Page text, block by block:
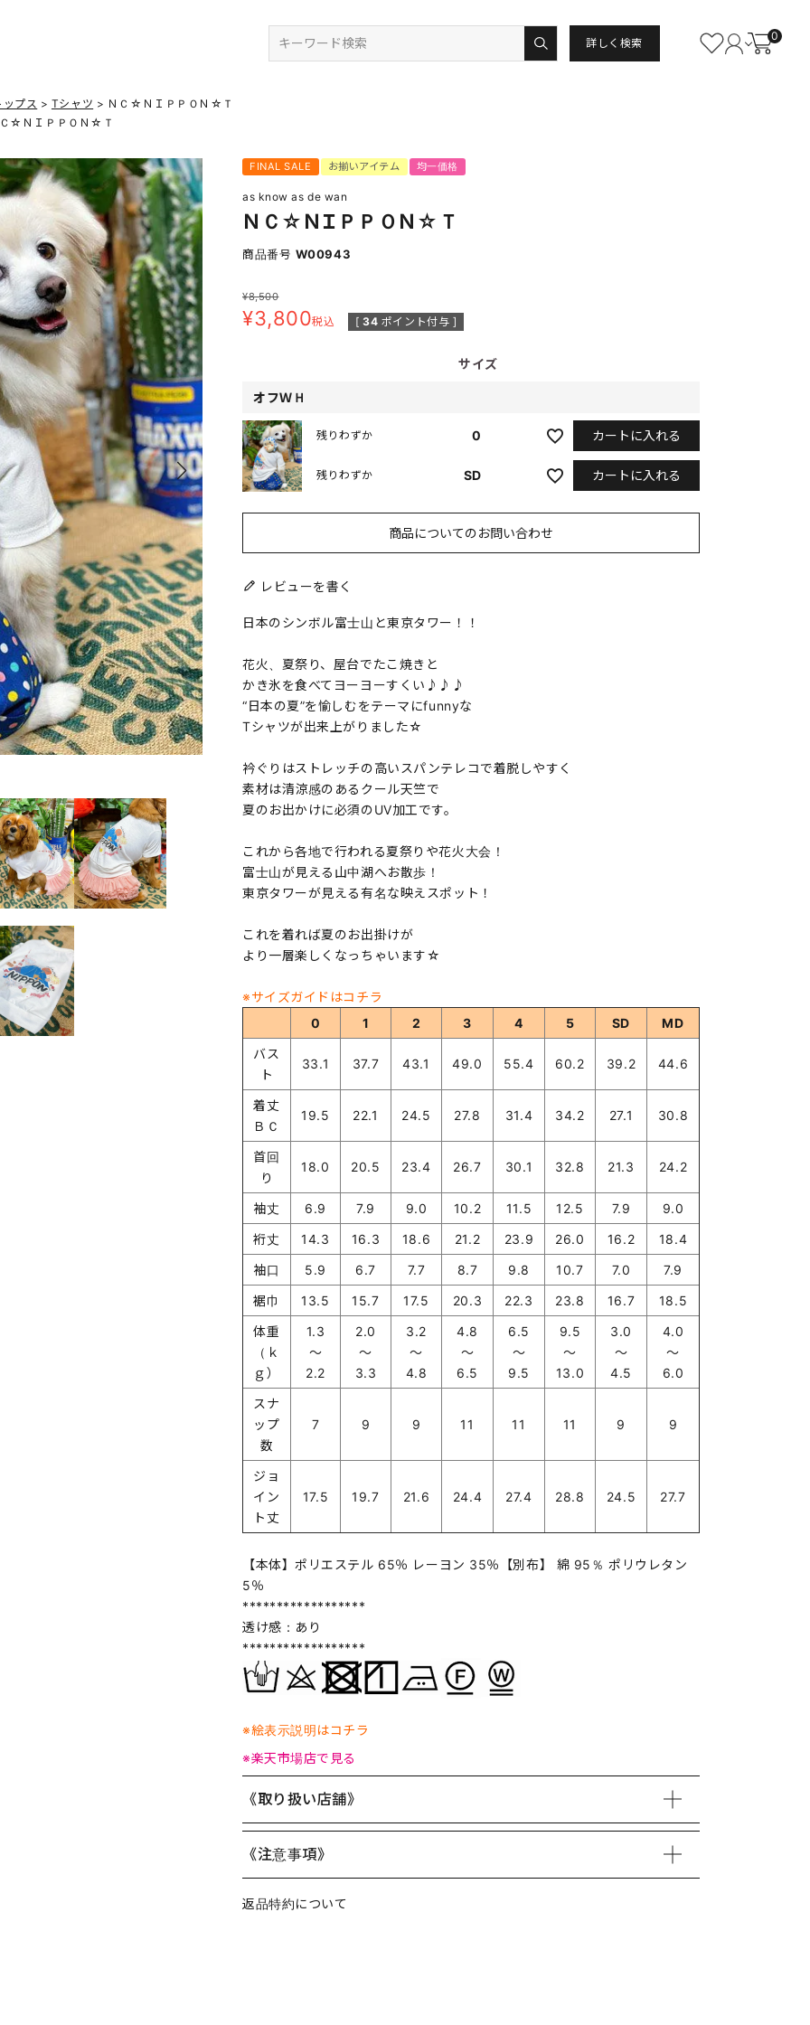
詳しく検索
0
ップス Tシャツ
ＮＣ☆ＮＩＰＰＯＮ☆Ｔ
☆ＮＩＰＰＯＮ☆Ｔ
FINAL SALE お揃いアイテム 均一価格
as know as de wan
ＮＣ☆ＮＩＰＰＯＮ☆Ｔ
商品番号 W00943
¥8,500
¥3,800税込 [ 34 ポイント付与 ]
サイズ
オフＷＨ
0
残りわずか カートに入れる
SD
残りわずか カートに入れる
商品についてのお問い合わせ
レビューを書く
日本のシンボル富士山と東京タワー！！
花火、夏祭り、屋台でたこ焼きと
かき氷を食べてヨーヨーすくい♪♪♪
“日本の夏”を愉しむをテーマにfunnyな
Tシャツが出来上がりました☆
衿ぐりはストレッチの高いスパンテレコで着脱しやすく
素材は清涼感のあるクール天竺で
夏のお出かけに必須のUV加工です。
これから各地で行われる夏祭りや花火大会！
富士山が見える山中湖へお散歩！
東京タワーが見える有名な映えスポット！
これを着れば夏のお出掛けが
より一層楽しくなっちゃいます☆
※サイズガイドはコチラ
0
1 2 3 4 5 SD
MD
バス
ト
33.1 37.7 43.1 49.0 55.4 60.2 39.2 44.6
着丈
ＢＣ
19.5 22.1 24.5 27.8 31.4 34.2 27.1 30.8
首回
り
18.0 20.5 23.4 26.7 30.1 32.8 21.3 24.2
袖丈 6.9 7.9 9.0 10.2 11.5 12.5 7.9
9.0
裄丈
14.3 16.3 18.6 21.2 23.9 26.0 16.2
18.4
袖口
5.9 6.7 7.7 8.7 9.8 10.7 7.0
7.9
裾巾
13.5 15.7 17.5 20.3 22.3 23.8 16.7
18.5
体重
（ｋ
ｇ）
1.3
～
2.2
2.0
～
3.3
3.2
～
4.8
4.8
～
6.5
6.5
～
9.5
9.5
～
13.0
3.0
～
4.5
4.0
～
6.0
スナ
ップ
数
7 9 9 11 11 11 9 9
ジョ
イン
ト丈
17.5 19.7 21.6 24.4 27.4 28.8 24.5 27.7
【本体】ポリエステル 65％ レーヨン 35％【別布】 綿 95％ ポリウレタン
5％
******************
透け感：あり
******************
※絵表示説明はコチラ
※楽天市場店で見る
《取り扱い店舗》
《注意事項》
返品特約について